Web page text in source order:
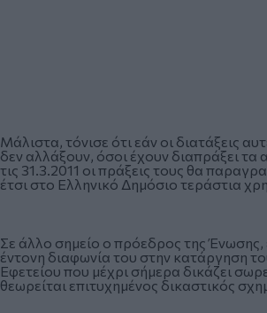
Μάλιστα, τόνισε ότι εάν οι διατάξεις
δεν αλλάξουν, όσοι έχουν διαπράξει τα
τις 31.3.2011 οι πράξεις τους θα
έτσι στο Ελληνικό Δημόσιο τεράστια
Σε άλλο σημείο ο πρόεδρος της Ένωσης,
έντονη διαφωνία του στην κατάργηση
Εφετείου που μέχρι σήμερα δικάζει
θεωρείται επιτυχημένος δικαστικός